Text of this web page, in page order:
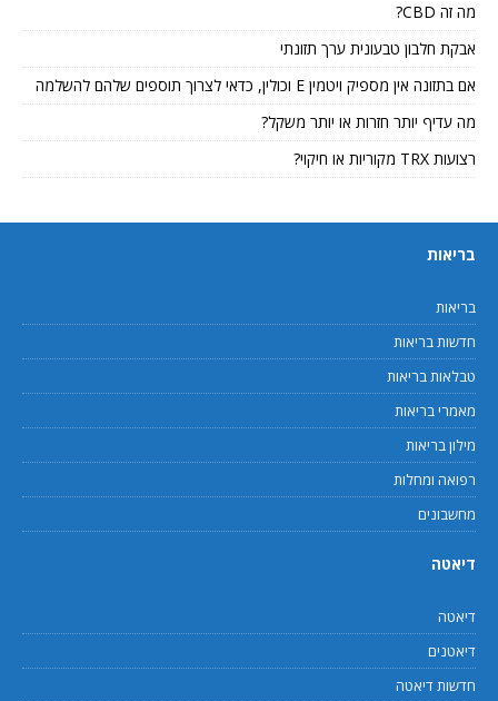
מה זה CBD?
אבקת חלבון טבעונית ערך תזונתי
אם בתזונה אין מספיק ויטמין E וכולין, כדאי לצרוך תוספים שלהם להשלמה
מה עדיף יותר חזרות או יותר משקל?
רצועות TRX מקוריות או חיקוי?
בריאות
בריאות
חדשות בריאות
טבלאות בריאות
מאמרי בריאות
מילון בריאות
רפואה ומחלות
מחשבונים
דיאטה
דיאטה
דיאטנים
חדשות דיאטה